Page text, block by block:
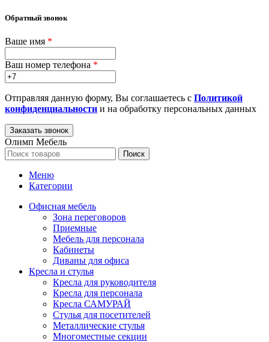
Обратный звонок
Ваше имя *
Ваш номер телефона *
Отправляя данную форму, Вы соглашаетесь с Политикой
конфиденциальности и на обработку персональных данных
Олимп Мебель
Поиск
Меню
Категории
Офисная мебель
Зона переговоров
Приемные
Мебель для персонала
Кабинеты
Диваны для офиса
Кресла и стулья
Кресла для руководителя
Кресла для персонала
Кресла САМУРАЙ
Стулья для посетителей
Металлические стулья
Многоместные секции